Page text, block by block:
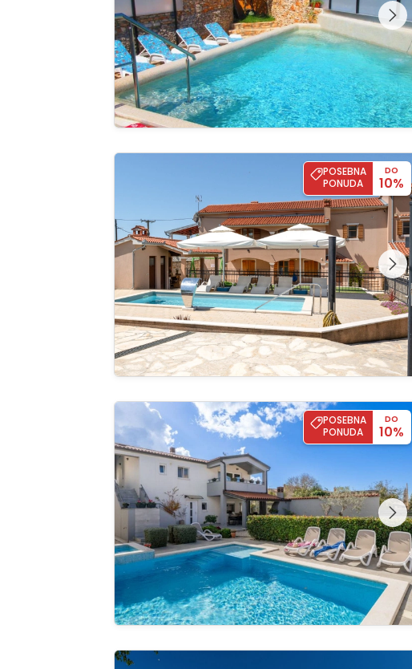
cijelu galeriju na
POSEBNA
PONUDA
DO
10%
Pregledajte
cijelu galeriju na
Apartman Lucija - Vodnjan
POSEBNA
PONUDA
DO
10%
Pregledajte
cijelu galeriju na
Villa MA